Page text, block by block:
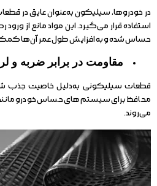
در خودروها، سیلیکون به‌عنوان عایق در
استفاده قرار می‌گیرد. این مواد مانع از
حساس شده و به افزایش طول عمر آن‌ها
مقاومت در برابر ضربه و
قطعات سیلیکونی به‌دلیل خاصیت
محافظ برای سیستم‌های حساس خودرو
می‌روند.